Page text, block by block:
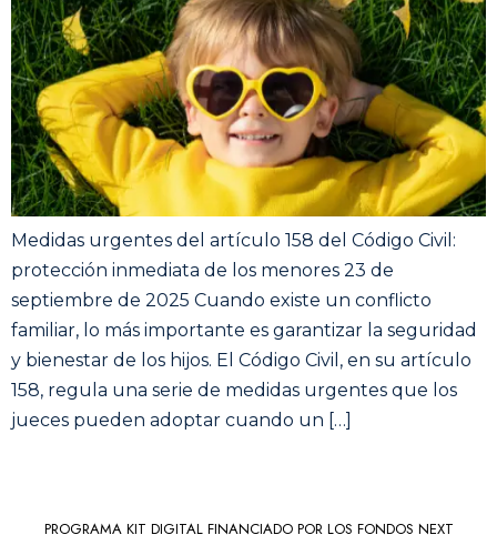
Medidas urgentes del artículo 158 del Código Civil:
protección inmediata de los menores 23 de
septiembre de 2025 Cuando existe un conflicto
familiar, lo más importante es garantizar la seguridad
y bienestar de los hijos. El Código Civil, en su artículo
158, regula una serie de medidas urgentes que los
jueces pueden adoptar cuando un […]
PROGRAMA KIT DIGITAL FINANCIADO POR LOS FONDOS NEXT